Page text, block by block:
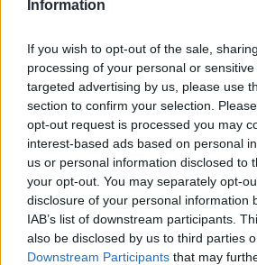
Information
If you wish to opt-out of the sale,
processing of your personal or
targeted advertising by us, please use
section to confirm your selection.
opt-out request is processed you may
interest-based ads based on personal
us or personal information disclosed to
your opt-out. You may separately opt-
disclosure of your personal information
IAB’s list of downstream participants.
also be disclosed by us to third parties
Downstream Participants that may
europeos y el presidente de
Europeo (PES) para las
2019. Pedro Sánchez ha sido el
la respresentante socialista en la
de un cónclave que ha reunido
ministros de Portugal, Antonio
Stefan Löften, de Rumanía
presidenta del SPD alemán,
Partido Socialdemócrata
Redi-Wagner, el candidato Frans
líder laboralista británico, Jeremy
dirigentes y representantes del
presentado el lema para las
mayo a Europa:"Un nuevo
Europa".